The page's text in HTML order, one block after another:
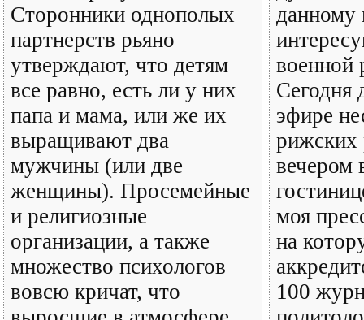
Сторонники однополых
партнерств рьяно
утверждают, что детям
все равно, есть ли у них
папа и мама, или же их
выращивают два
мужчины (или две
женщины). Просемейные
и религиозные
организации, а также
множество психологов
вовсю кричат, что
данному
военной
Сегодня
эфире
рижских
вечером
моя
на
100